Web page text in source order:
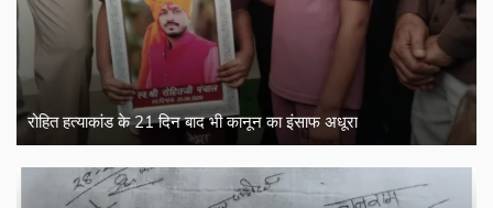
रोहित हत्याकांड के 21 दिन बाद भी कानून का इंसाफ अधूरा